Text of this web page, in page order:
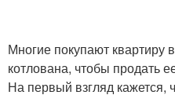
Многие покупают квартиру
котлована, чтобы продать
На первый взгляд кажется,